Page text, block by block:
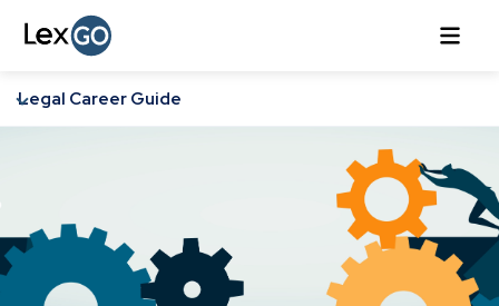
Legal Career Guide